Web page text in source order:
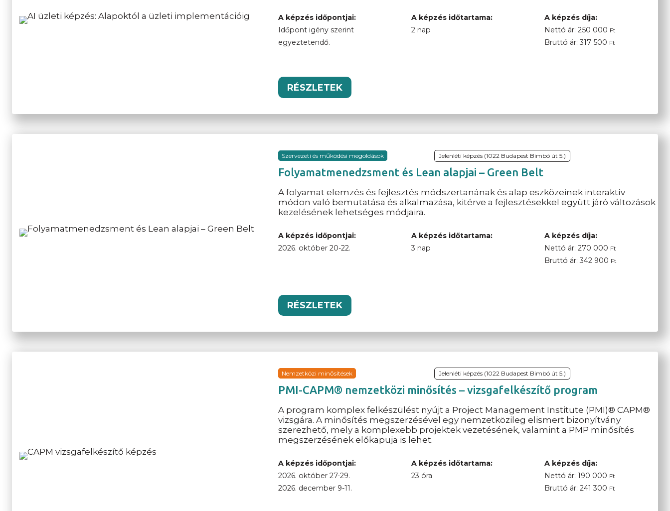
A képzés időpontjai:
Időpont igény szerint
egyeztetendő.
A képzés időtartama:
2 nap
A képzés díja:
Nettó ár: 250 000 Ft
Bruttó ár:317 500 Ft
RÉSZLETEK
Szervezeti és működési megoldások Jelenléti képzés (1022 Budapest Bimbó út 5.)
Folyamatmenedzsment és Lean alapjai – Green Belt
A folyamat elemzés és fejlesztés módszertanának és alap eszközeinek interaktív
módon való bemutatása és alkalmazása, kitérve a fejlesztésekkel együtt járó változások
kezelésének lehetséges módjaira.
A képzés időpontjai:
2026. október 20-22.
A képzés időtartama:
3 nap
A képzés díja:
Nettó ár: 270 000 Ft
Bruttó ár:342 900 Ft
RÉSZLETEK
Nemzetközi minősítések Jelenléti képzés (1022 Budapest Bimbó út 5.)
PMI-CAPM® nemzetközi minősítés – vizsgafelkészítő program
A program komplex felkészülést nyújt a Project Management Institute (PMI)® CAPM®
vizsgára. A minősítés megszerzésével egy nemzetközileg elismert bizonyítvány
szerezhető, mely a komplexebb projektek vezetésének, valamint a PMP minősítés
megszerzésének előkapuja is lehet.
A képzés időpontjai:
2026. október 27-29.
2026. december 9-11.
A képzés időtartama:
23 óra
A képzés díja:
Nettó ár: 190 000 Ft
Bruttó ár: 241 300 Ft